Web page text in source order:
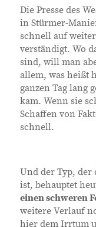
Die Presse des
in Stürmer-
schnell auf
verständigt. Wo
sind, will man
allem, was heißt
ganzen Tag lang
kam. Wenn sie
Schaffen von
schnell.
Und der Typ, der
ist, behauptet
einen schweren
weitere Verlauf
hier dem Irrtum